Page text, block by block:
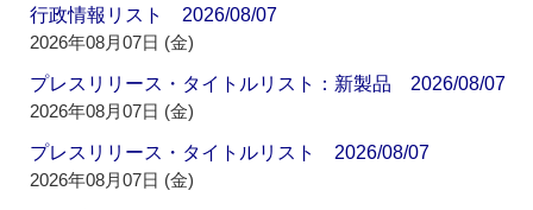
行政情報リスト 2026/08/07
2026年08月07日 (金)
プレスリリース・タイトルリスト：新製品 2026/08/07
2026年08月07日 (金)
プレスリリース・タイトルリスト 2026/08/07
2026年08月07日 (金)